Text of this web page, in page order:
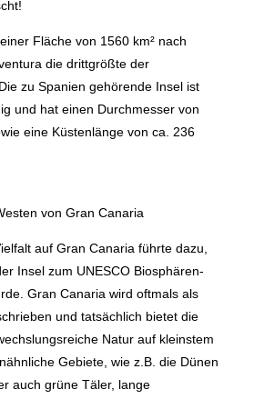
Fläche von 1560 km² nach
die drittgrößte der
zu Spanien gehörende Insel ist
und hat einen Durchmesser von
eine Küstenlänge von ca. 236
von Gran Canaria
auf Gran Canaria führte dazu,
Insel zum UNESCO Biosphären-
Gran Canaria wird oftmals als
und tatsächlich bietet die
Natur auf kleinstem
Gebiete, wie z.B. die Dünen
auch grüne Täler, lange